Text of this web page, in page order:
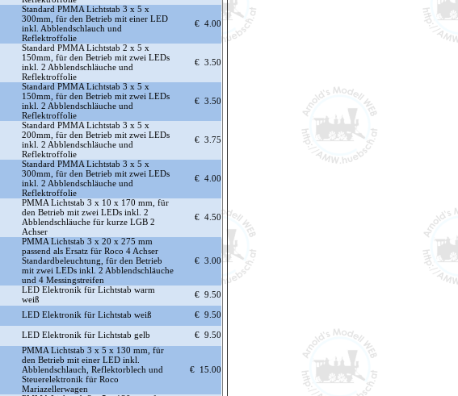
Standard PMMA Lichtstab 3 x 5 x
300mm, für den Betrieb mit einer LED
inkl. Abblendschlauch und
Reflektroffolie
€ 4.00
Standard PMMA Lichtstab 2 x 5 x
150mm, für den Betrieb mit zwei LEDs
inkl. 2 Abblendschläuche und
Reflektroffolie
€ 3.50
Standard PMMA Lichtstab 3 x 5 x
150mm, für den Betrieb mit zwei LEDs
inkl. 2 Abblendschläuche und
Reflektroffolie
€ 3.50
Standard PMMA Lichtstab 3 x 5 x
200mm, für den Betrieb mit zwei LEDs
inkl. 2 Abblendschläuche und
Reflektroffolie
€ 3.75
Standard PMMA Lichtstab 3 x 5 x
300mm, für den Betrieb mit zwei LEDs
inkl. 2 Abblendschläuche und
Reflektroffolie
€ 4.00
PMMA Lichtstab 3 x 10 x 170 mm, für
den Betrieb mit zwei LEDs inkl. 2
Abblendschläuche für kurze LGB 2
Achser
€ 4.50
PMMA Lichtstab 3 x 20 x 275 mm
passend als Ersatz für Roco 4 Achser
Standardbeleuchtung, für den Betrieb
mit zwei LEDs inkl. 2 Abblendschläuche
und 4 Messingstreifen
€ 3.00
LED Elektronik für Lichtstab warm
weiß
€ 9.50
LED Elektronik für Lichtstab weiß € 9.50
LED Elektronik für Lichtstab gelb € 9.50
PMMA Lichtstab 3 x 5 x 130 mm, für
den Betrieb mit einer LED inkl.
Abblendschlauch, Reflektorblech und
Steuerelektronik für Roco
Mariazellerwagen
€ 15.00